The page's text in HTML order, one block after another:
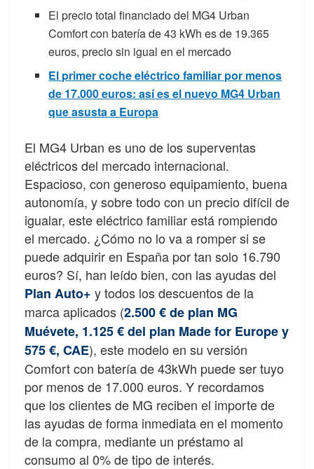
El precio total financiado del MG4 Urban
Comfort con batería de 43 kWh es de 19.365
euros, precio sin igual en el mercado
El primer coche eléctrico familiar por menos
de 17.000 euros: así es el nuevo MG4 Urban
que asusta a Europa
El MG4 Urban es uno de los superventas
eléctricos del mercado internacional.
Espacioso, con generoso equipamiento, buena
autonomía, y sobre todo con un precio difícil de
igualar, este eléctrico familiar está rompiendo
el mercado. ¿Cómo no lo va a romper si se
puede adquirir en España por tan solo 16.790
euros? Sí, han leído bien, con las ayudas del
Plan Auto+ y todos los descuentos de la
marca aplicados (2.500 € de plan MG
Muévete, 1.125 € del plan Made for Europe y
575 €, CAE), este modelo en su versión
Comfort con batería de 43kWh puede ser tuyo
por menos de 17.000 euros. Y recordamos
que los clientes de MG reciben el importe de
las ayudas de forma inmediata en el momento
de la compra, mediante un préstamo al
consumo al 0% de tipo de interés.